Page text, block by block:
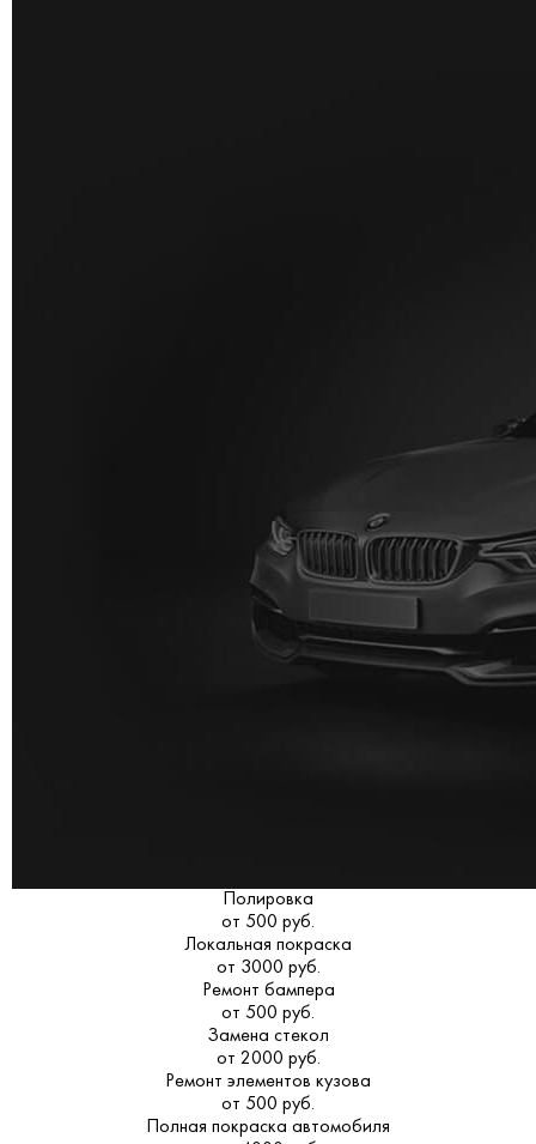
Полировка
от 500 руб.
Локальная покраска
от 3000 руб.
Ремонт бампера
от 500 руб.
Замена стекол
от 2000 руб.
Ремонт элементов кузова
от 500 руб.
Полная покраска автомобиля